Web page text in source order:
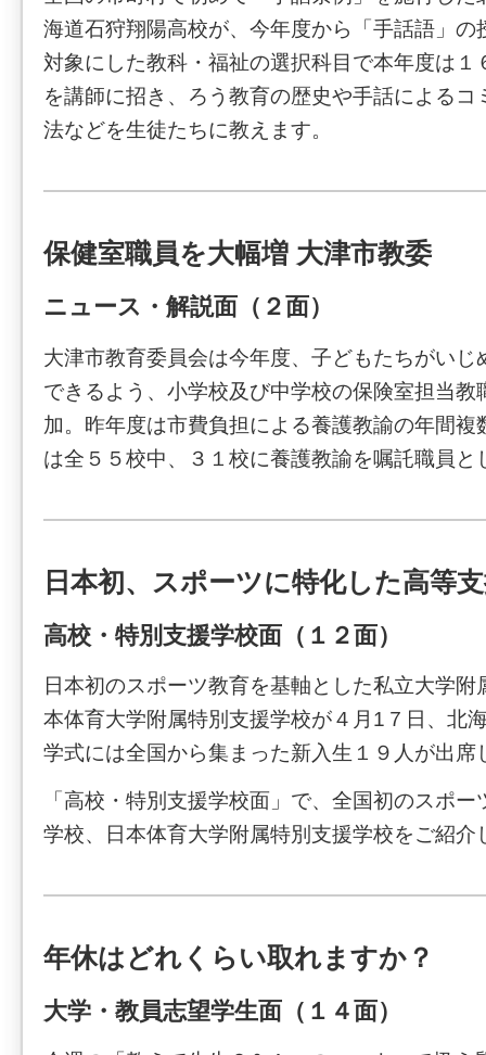
海道石狩翔陽高校が、今年度から「手話語」の
対象にした教科・福祉の選択科目で本年度は１
を講師に招き、ろう教育の歴史や手話によるコ
法などを生徒たちに教えます。
保健室職員を大幅増 大津市教委
ニュース・解説面（２面）
大津市教育委員会は今年度、子どもたちがいじ
できるよう、小学校及び中学校の保険室担当教
加。昨年度は市費負担による養護教諭の年間複
は全５５校中、３１校に養護教諭を嘱託職員と
日本初、スポーツに特化した高等
高校・特別支援学校面（１２面）
日本初のスポーツ教育を基軸とした私立大学
本体育大学附属特別支援学校が４月1７日、北
学式には全国から集まった新入生１９人が出席
「高校・特別支援学校面」で、全国初のスポ
学校、日本体育大学附属特別支援学校をご紹介
年休はどれくらい取れますか？
大学・教員志望学生面（１４面）